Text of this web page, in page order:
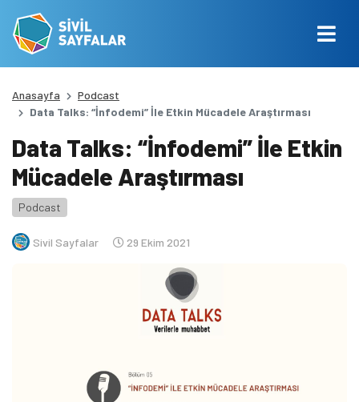
Anasayfa
Podcast
Data Talks: “İnfodemi” İle Etkin Mücadele Araştırması
Data Talks: “İnfodemi” İle Etkin
Mücadele Araştırması
Podcast
Sivil Sayfalar 29 Ekim 2021